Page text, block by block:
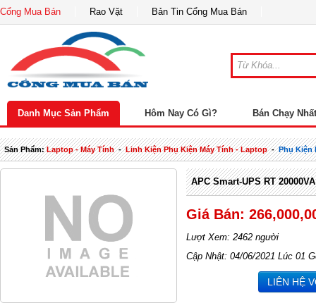
Cổng Mua Bán Rao Vặt Bản Tin Cổng Mua Bán
Danh Mục Sản Phẩm Hôm Nay Có Gì? Bán Chạy Nhất
Sản Phẩm:Laptop - Máy Tính-Linh Kiện Phụ Kiện Máy Tính - Laptop-Phụ Kiện
APC Smart-UPS RT
Giá Bán:
Lượt Xem: 2462 người
Cập Nhật: 04/06/2021 Lúc 01
LIÊN HỆ